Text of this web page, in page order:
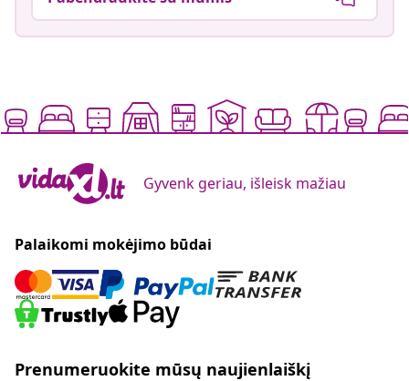
Gyvenk geriau, išleisk mažiau
Palaikomi mokėjimo būdai
Prenumeruokite mūsų naujienlaiškį